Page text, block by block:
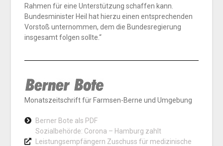
Rahmen für eine Unterstützung schaffen kann.
Bundesminister Heil hat hierzu einen entsprechenden
Vorstoß unternommen, dem die Bundesregierung
insgesamt folgen sollte.“
Monatszeitschrift für Farmsen-Berne und Umgebung
Berner Bote als PDF
Sozialbehörde: Corona – Hamburg zahlt
Leistungsempfängern Zuschuss für medizinische